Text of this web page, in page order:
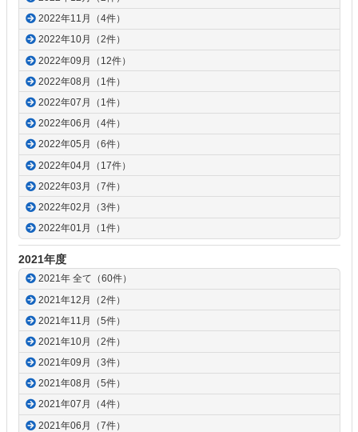
2022年11月（4件）
2022年10月（2件）
2022年09月（12件）
2022年08月（1件）
2022年07月（1件）
2022年06月（4件）
2022年05月（6件）
2022年04月（17件）
2022年03月（7件）
2022年02月（3件）
2022年01月（1件）
2021年度
2021年 全て（60件）
2021年12月（2件）
2021年11月（5件）
2021年10月（2件）
2021年09月（3件）
2021年08月（5件）
2021年07月（4件）
2021年06月（7件）